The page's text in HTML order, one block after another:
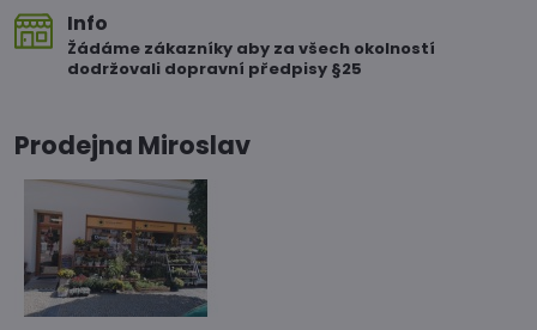
Info
Žádáme zákazníky aby za všech okolností
dodržovali dopravní předpisy §25
Prodejna Miroslav